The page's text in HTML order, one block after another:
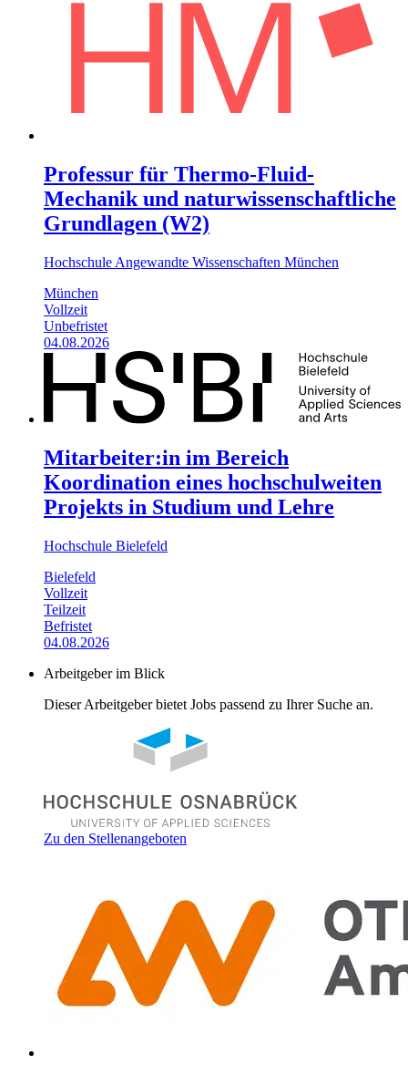
Professur für Thermo-Fluid-
Mechanik und naturwissenschaftliche
Grundlagen (W2)
Hochschule Angewandte Wissenschaften München
München
Vollzeit
Unbefristet
04.08.2026
Mitarbeiter:in im Bereich
Koordination eines hochschulweiten
Projekts in Studium und Lehre
Hochschule Bielefeld
Bielefeld
Vollzeit
Teilzeit
Befristet
04.08.2026
Arbeitgeber im Blick
Dieser Arbeitgeber bietet Jobs passend zu Ihrer Suche an.
Zu den Stellenangeboten